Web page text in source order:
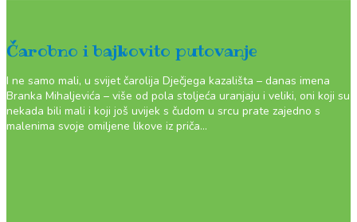
Čarobno i bajkovito putovanje
I ne samo mali, u svijet čarolija Dječjega kazališta – danas imena
Branka Mihaljevića – više od pola stoljeća uranjaju i veliki, oni koji su
nekada bili mali i koji još uvijek s čudom u srcu prate zajedno s
malenima svoje omiljene likove iz priča…